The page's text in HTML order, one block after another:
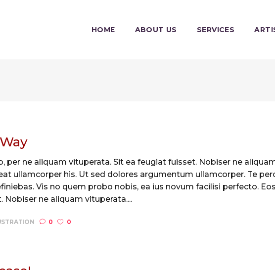
HOME ABOUT US SERVICES
per ne aliquam vituperata. Sit ea feugiat fuisset. Nobiser ne
ullamcorper his. Ut sed dolores argumentum ullamcorper. Te
Vis no quem probo nobis, ea ius novum facilisi perfecto.
Nobiser ne aliquam vituperata....
0 0